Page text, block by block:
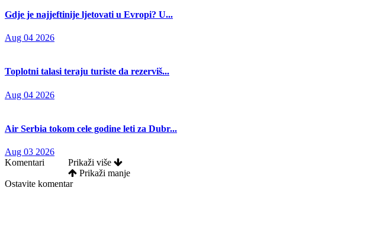
Gdje je najjeftinije ljetovati u Evropi? U...
Aug 04 2026
Toplotni talasi teraju turiste da rezerviš...
Aug 04 2026
Air Serbia tokom cele godine leti za Dubr...
Aug 03 2026
Komentari
Prikaži više
Prikaži manje
Ostavite komentar